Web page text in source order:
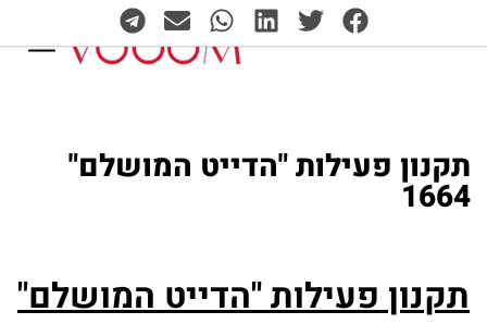
תקנון פעילות "הדייט המושלם"
1664
תקנון פעילות "הדייט המושלם"